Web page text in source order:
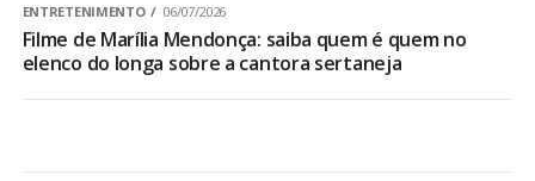
ENTRETENIMENTO 06/07/2026
Filme de Marília Mendonça: saiba quem é quem no
elenco do longa sobre a cantora sertaneja